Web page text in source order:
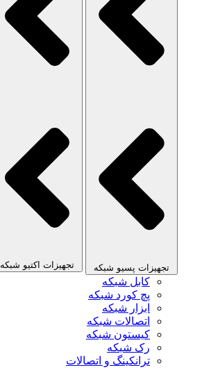
تجهیزات پسیو شبکه تجهیزات اکتیو شبکه
کابل شبکه
پچ کورد شبکه
ابزار شبکه
اتصالات شبکه
کیستون شبکه
رک شبکه
ترانکینگ و اتصالات